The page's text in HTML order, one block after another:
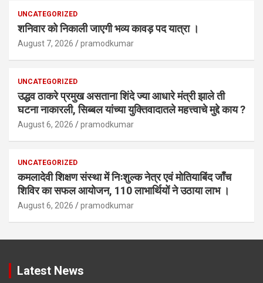
UNCATEGORIZED
शनिवार को निकाली जाएगी भव्य कावड़ पद यात्रा ।
August 7, 2026 pramodkumar
UNCATEGORIZED
उद्धव ठाकरे प्रमुख असताना शिंदे ज्या आधारे मंत्री झाले ती
घटना नाकारली, सिब्बल यांच्या युक्तिवादातले महत्त्वाचे मुद्दे काय ?
August 6, 2026 pramodkumar
UNCATEGORIZED
कमलादेवी शिक्षण संस्था में निःशुल्क नेत्र एवं मोतियाबिंद जाँच
शिविर का सफल आयोजन, 110 लाभार्थियों ने उठाया लाभ ।
August 6, 2026 pramodkumar
Latest News